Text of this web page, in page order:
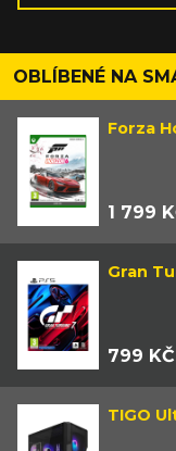
OBLÍBENÉ NA
Forza
1 799
Gran
799 KČ
TIGO